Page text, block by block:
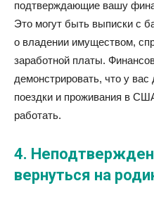
подтверждающие вашу
Это могут быть выписки с
о владении имуществом,
заработной платы.
демонстрировать, что у
поездки и проживания в
работать.
4.
вернуться на